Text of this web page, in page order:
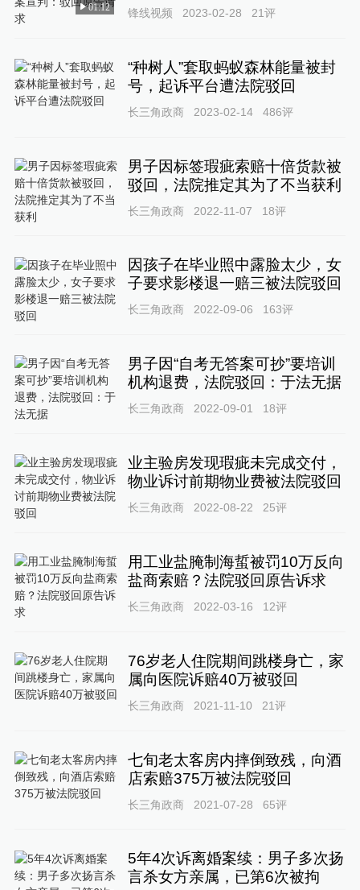
01:12 锋线视频 2023-02-28 21评
“种树人”套取蚂蚁森林能量被封
号，起诉平台遭法院驳回
长三角政商 2023-02-14 486评
男子因标签瑕疵索赔十倍货款被
驳回，法院推定其为了不当获利
长三角政商 2022-11-07 18评
因孩子在毕业照中露脸太少，女
子要求影楼退一赔三被法院驳回
长三角政商 2022-09-06 163评
男子因“自考无答案可抄”要培训
机构退费，法院驳回：于法无据
长三角政商 2022-09-01 18评
业主验房发现瑕疵未完成交付，
物业诉讨前期物业费被法院驳回
长三角政商 2022-08-22 25评
用工业盐腌制海蜇被罚10万反向
盐商索赔？法院驳回原告诉求
长三角政商 2022-03-16 12评
76岁老人住院期间跳楼身亡，家
属向医院诉赔40万被驳回
长三角政商 2021-11-10 21评
七旬老太客房内摔倒致残，向酒
店索赔375万被法院驳回
长三角政商 2021-07-28 65评
5年4次诉离婚案续：男子多次扬
言杀女方亲属，已第6次被拘